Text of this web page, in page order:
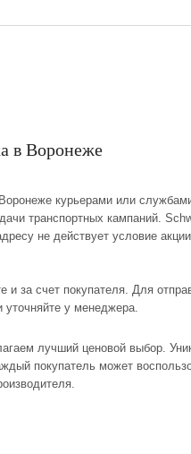
в Воронеже
курьерами или
транспортных кампаний.
не действует условие
и за счет покупателя. Для
уточняйте у менеджера.
лучший ценовой выбор.
покупатель может